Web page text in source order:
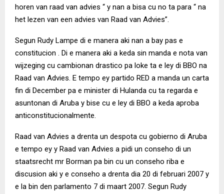
horen van raad van advies “ y nan a bisa cu no ta para “ na
het lezen van een advies van Raad van Advies”.
Segun Rudy Lampe di e manera aki nan a bay pas e
constitucion . Di e manera aki a keda sin manda e nota van
wijzeging cu cambionan drastico pa loke ta e ley di BBO na
Raad van Advies. E tempo ey partido RED a manda un carta
fin di December pa e minister di Hulanda cu ta regarda e
asuntonan di Aruba y bise cu e ley di BBO a keda aproba
anticonstitucionalmente.
Raad van Advies a drenta un despota cu gobierno di Aruba
e tempo ey y Raad van Advies a pidi un conseho di un
staatsrecht mr Borman pa bin cu un conseho riba e
discusion aki y e conseho a drenta dia 20 di februari 2007 y
e la bin den parlamento 7 di maart 2007. Segun Rudy